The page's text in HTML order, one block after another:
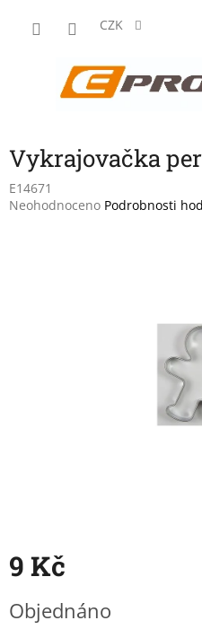
CZK
Vykrajovačka
E14671
Průměrné
Neohodnoceno Podrobnosti
9 Kč
cena:
Objednáno